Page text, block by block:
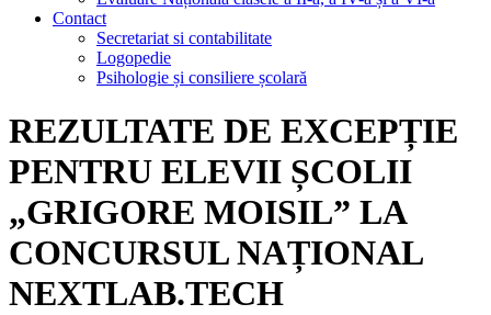
Contact
Secretariat si contabilitate
Logopedie
Psihologie și consiliere școlară
REZULTATE DE EXCEPȚIE
PENTRU ELEVII ȘCOLII
„GRIGORE MOISIL” LA
CONCURSUL NAȚIONAL
NEXTLAB.TECH